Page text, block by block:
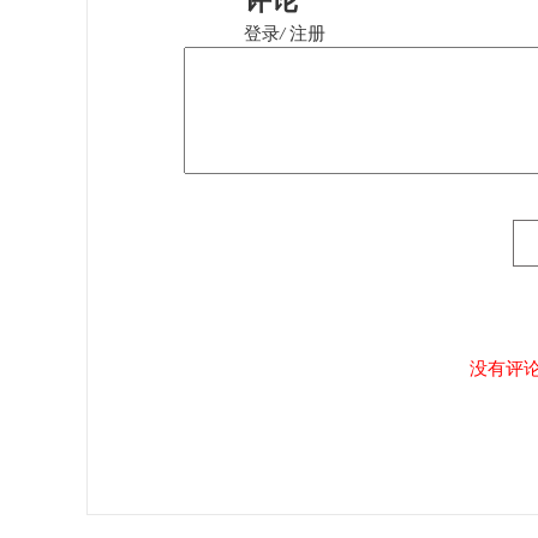
登录/ 注册
没有评